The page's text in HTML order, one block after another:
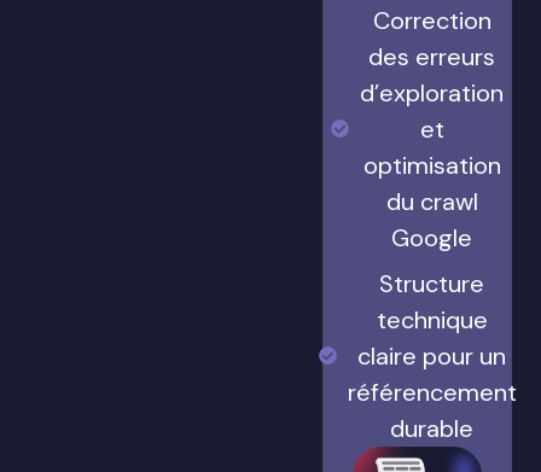
Correction
des erreurs
d’exploration
et
optimisation
du crawl
Google
Structure
technique
claire pour un
référencement
durable